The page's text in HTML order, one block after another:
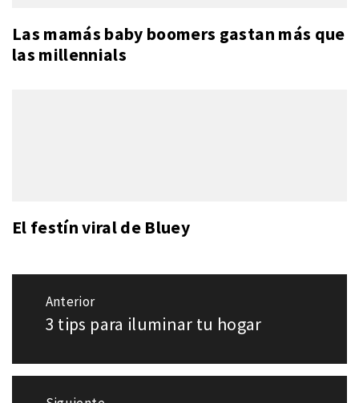
Las mamás baby boomers gastan más que
las millennials
El festín viral de Bluey
Navegación
entradas
Anterior
Entrada
3 tips para iluminar tu hogar